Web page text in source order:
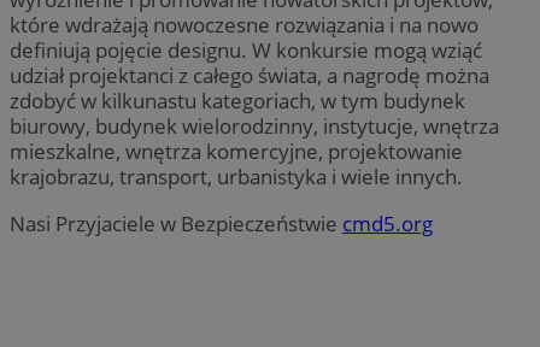
które wdrażają nowoczesne rozwiązania i na nowo
definiują pojęcie designu. W konkursie mogą wziąć
udział projektanci z całego świata, a nagrodę można
zdobyć w kilkunastu kategoriach, w tym budynek
biurowy, budynek wielorodzinny, instytucje, wnętrza
mieszkalne, wnętrza komercyjne, projektowanie
krajobrazu, transport, urbanistyka i wiele innych.
Nasi Przyjaciele w Bezpieczeństwie cmd5.org